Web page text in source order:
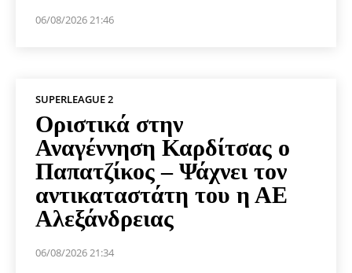
06/08/2026 21:46
SUPERLEAGUE 2
Οριστικά στην
Αναγέννηση Καρδίτσας ο
Παπατζίκος – Ψάχνει τον
αντικαταστάτη του η ΑΕ
Αλεξάνδρειας
06/08/2026 21:34